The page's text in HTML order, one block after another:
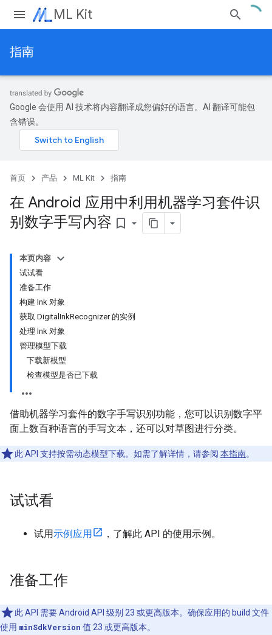
ML Kit
指南
Google 会使用 AI 技术将内容翻译成您偏好的语言。AI 翻译可能包
含错误。
首页 产品 ML Kit 指南
在 Android 应用中利用机器学习套件识
别数字手写内容 bookmark_border
本页内容
试试看
准备工作
构建 Ink 对象
获取 DigitalInkRecognizer 的实例
处理 Ink 对象
管理模型下载
下载新模型
检查模型是否已下载
借助机器学习套件的数字手写识别功能，您可以识别数字平
面上数百种语言的手写文本，还可以对草图进行分类。
此 API 支持按需动态模型下载。如需了解详情，请参阅 本指南。
试试看
试用示例应用 ，了解此 API 的使用示例。
准备工作
此 API 需要 Android API 级别 23 或更高版本。确保应用的 build 文件
使用 minSdkVersion 值 23 或更高版本。